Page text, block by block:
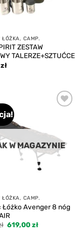
ŁÓŻKA, CAMP.
ZESTAW
TALERZE+SZTUĆCE
zł
W MAGAZYNIE
ŁÓŻKA, CAMP.
Łóżko Avenger 8 nóg
Pierwotna
619,00złAktualna